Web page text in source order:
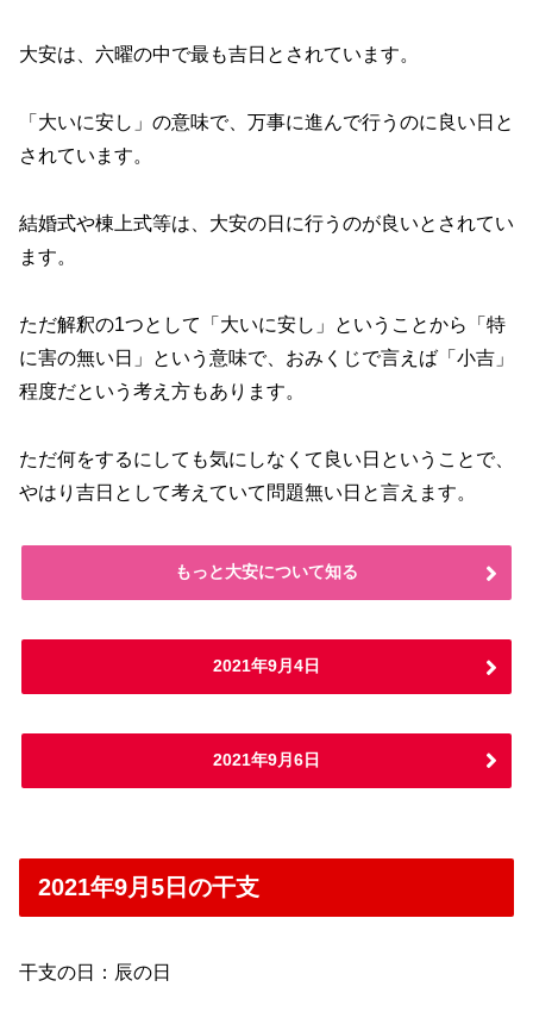
大安は、六曜の中で最も吉日とされています。
「大いに安し」の意味で、万事に進んで行うのに良い日と
されています。
結婚式や棟上式等は、大安の日に行うのが良いとされてい
ます。
ただ解釈の1つとして「大いに安し」ということから「特
に害の無い日」という意味で、おみくじで言えば「小吉」
程度だという考え方もあります。
ただ何をするにしても気にしなくて良い日ということで、
やはり吉日として考えていて問題無い日と言えます。
もっと大安について知る
2021年9月4日
2021年9月6日
2021年9月5日の干支
干支の日：辰の日